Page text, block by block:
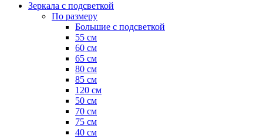
Зеркала с подсветкой
По размеру
Большие с подсветкой
55 см
60 см
65 см
80 см
85 см
120 см
50 см
70 см
75 см
40 см